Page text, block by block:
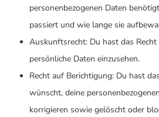
personenbezogenen Daten
passiert und wie lange sie
Auskunftsrecht: Du hast das
persönliche Daten einzusehen.
Recht auf Berichtigung: Du hast
wünscht, deine
korrigieren sowie gelöscht oder